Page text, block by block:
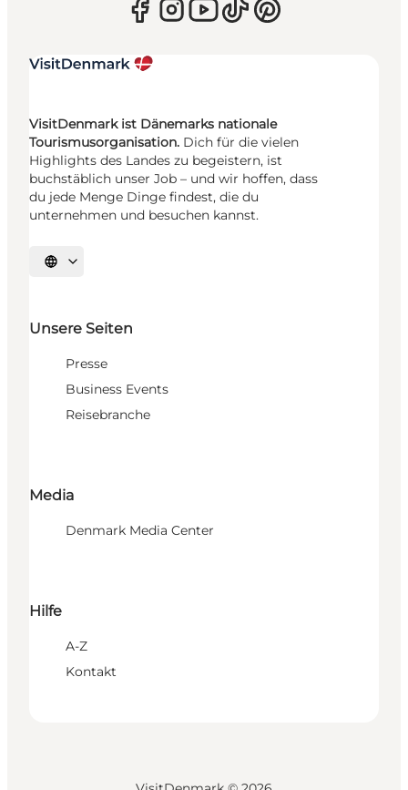
VisitDenmark ist Dänemarks nationale
Tourismusorganisation. Dich für die vielen
Highlights des Landes zu begeistern, ist
buchstäblich unser Job – und wir hoffen, dass
du jede Menge Dinge findest, die du
unternehmen und besuchen kannst.
Sprache auswählen
Unsere Seiten
Presse
Business Events
Reisebranche
Media
Denmark Media Center
Hilfe
A-Z
Kontakt